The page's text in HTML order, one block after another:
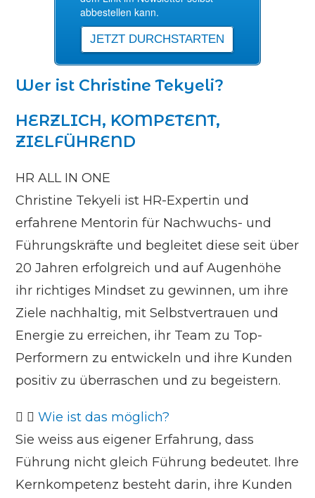
Wer ist Christine Tekyeli?
HERZLICH, KOMPETENT,
ZIELFÜHREND
HR ALL IN ONE
Christine Tekyeli ist HR-Expertin und
erfahrene Mentorin für Nachwuchs- und
Führungskräfte und begleitet diese seit über
20 Jahren erfolgreich und auf Augenhöhe
ihr richtiges Mindset zu gewinnen, um ihre
Ziele nachhaltig, mit Selbstvertrauen und
Energie zu erreichen, ihr Team zu Top-
Performern zu entwickeln und ihre Kunden
positiv zu überraschen und zu begeistern.
Wie ist das möglich?
Sie weiss aus eigener Erfahrung, dass
Führung nicht gleich Führung bedeutet. Ihre
Kernkompetenz besteht darin, ihre Kunden